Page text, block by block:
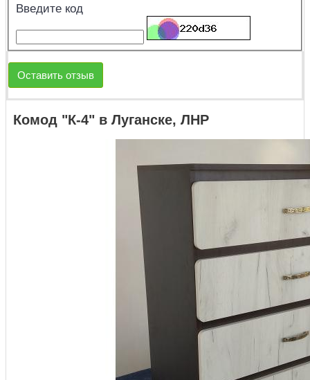
Введите код
Оставить отзыв
Комод "К-4" в Луганске, ЛНР